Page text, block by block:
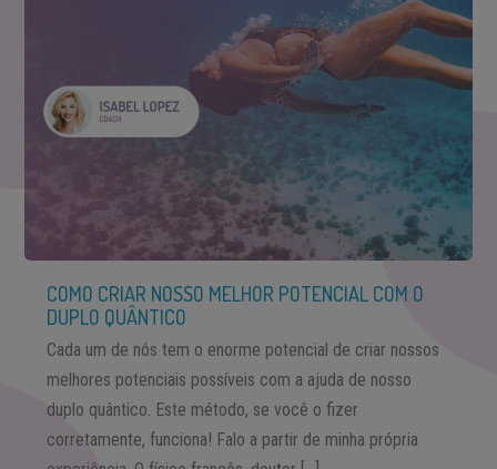
COMO CRIAR NOSSO MELHOR POTENCIAL COM O
DUPLO QUÂNTICO
Cada um de nós tem o enorme potencial de criar nossos
melhores potenciais possíveis com a ajuda de nosso
duplo quântico. Este método, se você o fizer
corretamente, funciona! Falo a partir de minha própria